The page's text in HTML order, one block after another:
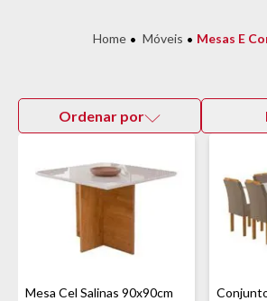
Móveis Mesas E
Ordenar por
Mesa Cel Salinas 90x90cm